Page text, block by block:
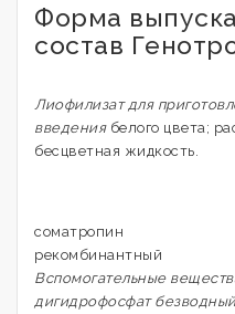
Форма
состав
Лиофилизат для
введениябелого цвета;
бесцветная жидкость.
соматропин
рекомбинантный
Вспомогательные
дигидрофосфат